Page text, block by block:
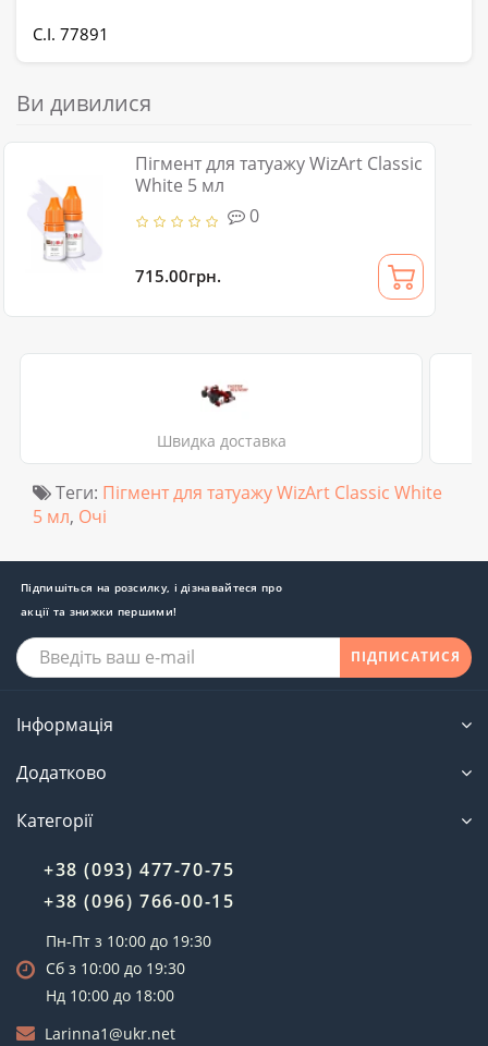
С.І. 77891
Ви дивилися
Пігмент для татуажу WizArt Classic
White 5 мл
0
715.00грн.
Швидка доставка
Теги: Пігмент для татуажу WizArt Classic White
5 мл, Очі
Підпишіться на розсилку, і дізнавайтеся про
акції та знижки першими!
ПІДПИСАТИСЯ
Інформація
Додатково
Категорії
+38 (093) 477-70-75
+38 (096) 766-00-15
Пн-Пт з 10:00 до 19:30
Сб з 10:00 до 19:30
Нд 10:00 до 18:00
Larinna1@ukr.net